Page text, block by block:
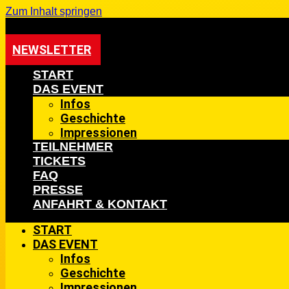
Zum Inhalt springen
NEWSLETTER
START
DAS EVENT
Infos
Geschichte
Impressionen
TEILNEHMER
TICKETS
FAQ
PRESSE
ANFAHRT & KONTAKT
START
DAS EVENT
Infos
Geschichte